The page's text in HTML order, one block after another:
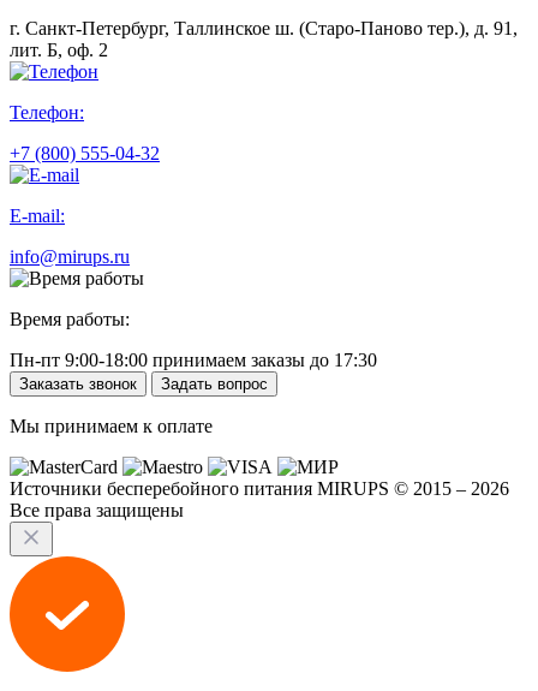
г. Санкт-Петербург, Таллинское ш. (Старо-Паново тер.), д. 91,
лит. Б, оф. 2
Телефон:
+7 (800) 555-04-32
E-mail:
info@mirups.ru
Время работы:
Пн-пт 9:00-18:00 принимаем заказы до 17:30
Заказать звонок Задать вопрос
Мы принимаем к оплате
Источники бесперебойного питания MIRUPS © 2015 – 2026
Все права защищены